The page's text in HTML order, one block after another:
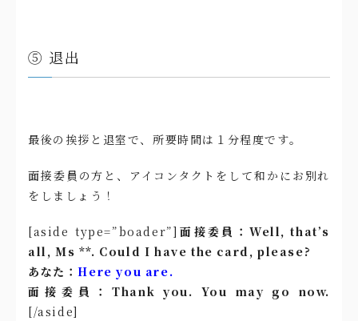
⑤ 退出
最後の挨拶と退室で、所要時間は１分程度です。
面接委員の方と、アイコンタクトをして和かにお別れ
をしましょう！
[aside type=”boader”] 面接委員：Well, that’s
all, Ms **. Could I have the card, please?
あなた：Here you are.
面接委員：Thank you. You may go now.
[/aside]